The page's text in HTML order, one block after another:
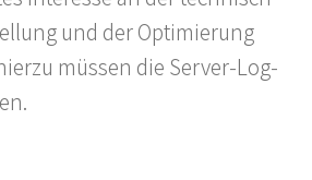
und der Optimierung
müssen die Server-Log-